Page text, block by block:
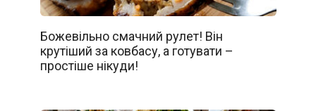
Божевільно смачний рулет! Він
крутіший за ковбасу, а готувати –
простіше нікуди!